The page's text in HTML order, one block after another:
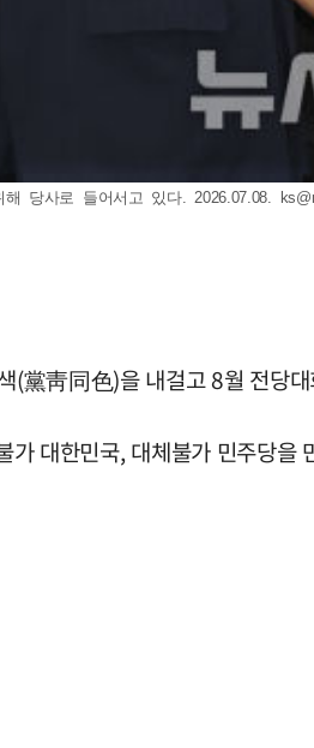
당사로 들어서고 있다. 2026.07.08.
(黨靑同色)을 내걸고 8월 전당
대한민국, 대체불가 민주당을